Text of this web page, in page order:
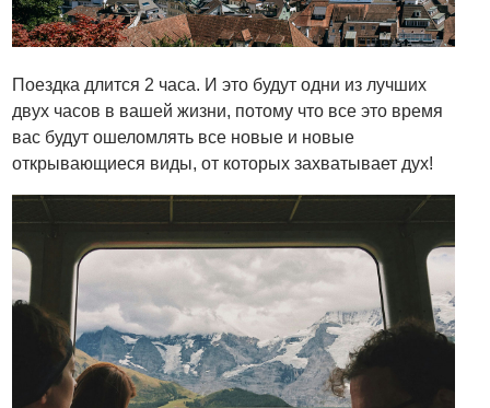
Поездка длится 2 часа. И это будут одни из лучших
двух часов в вашей жизни, потому что все это время
вас будут ошеломлять все новые и новые
открывающиеся виды, от которых захватывает дух!